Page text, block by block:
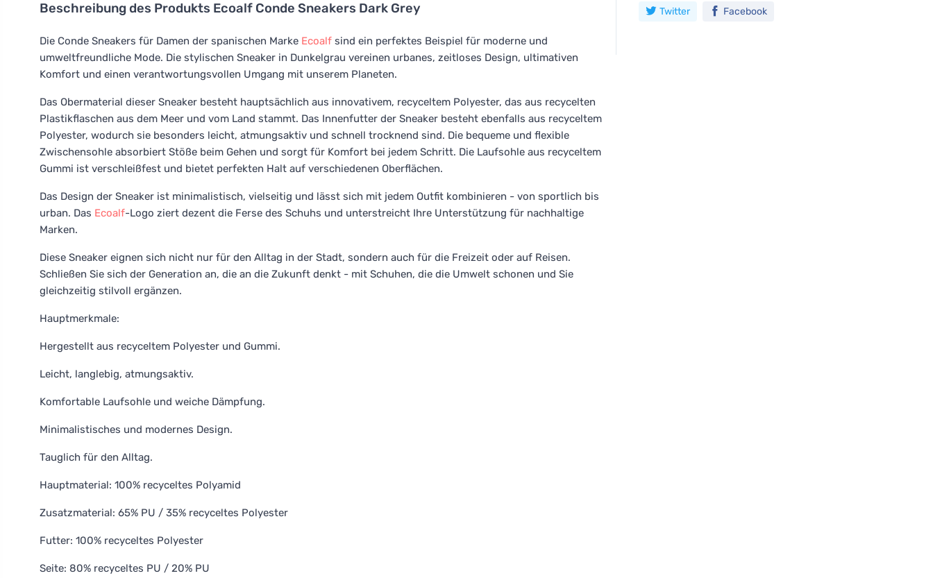
Beschreibung des Produkts Ecoalf Conde Sneakers Dark Grey
Die Conde Sneakers für Damen der spanischen Marke Ecoalf sind ein perfektes Beispiel für moderne und
umweltfreundliche Mode. Die stylischen Sneaker in Dunkelgrau vereinen urbanes, zeitloses Design, ultimativen
Komfort und einen verantwortungsvollen Umgang mit unserem Planeten.
Das Obermaterial dieser Sneaker besteht hauptsächlich aus innovativem, recyceltem Polyester, das aus recycelten
Plastikflaschen aus dem Meer und vom Land stammt. Das Innenfutter der Sneaker besteht ebenfalls aus recyceltem
Polyester, wodurch sie besonders leicht, atmungsaktiv und schnell trocknend sind. Die bequeme und flexible
Zwischensohle absorbiert Stöße beim Gehen und sorgt für Komfort bei jedem Schritt. Die Laufsohle aus recyceltem
Gummi ist verschleißfest und bietet perfekten Halt auf verschiedenen Oberflächen.
Das Design der Sneaker ist minimalistisch, vielseitig und lässt sich mit jedem Outfit kombinieren - von sportlich bis
urban. Das Ecoalf-Logo ziert dezent die Ferse des Schuhs und unterstreicht Ihre Unterstützung für nachhaltige
Marken.
Diese Sneaker eignen sich nicht nur für den Alltag in der Stadt, sondern auch für die Freizeit oder auf Reisen.
Schließen Sie sich der Generation an, die an die Zukunft denkt - mit Schuhen, die die Umwelt schonen und Sie
gleichzeitig stilvoll ergänzen.
Hauptmerkmale:
Hergestellt aus recyceltem Polyester und Gummi.
Leicht, langlebig, atmungsaktiv.
Komfortable Laufsohle und weiche Dämpfung.
Minimalistisches und modernes Design.
Tauglich für den Alltag.
Hauptmaterial: 100% recyceltes Polyamid
Zusatzmaterial: 65% PU / 35% recyceltes Polyester
Futter: 100% recyceltes Polyester
Seite: 80% recyceltes PU / 20% PU
Twitter Facebook